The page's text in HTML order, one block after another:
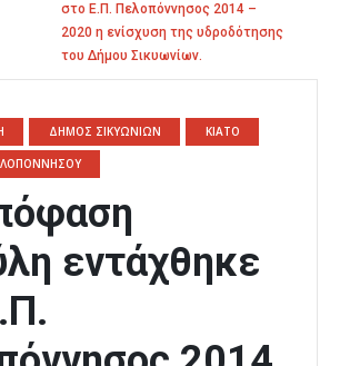
στο Ε.Π. Πελοπόννησος 2014 –
2020 η ενίσχυση της υδροδότησης
του Δήμου Σικυωνίων.
ΔΗΜΟΣ ΣΙΚΥΩΝΙΩΝ ΚΙΑΤΟ
εντάχθηκε